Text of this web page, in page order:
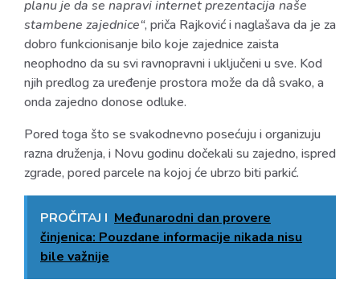
planu je da se napravi internet prezentacija naše
stambene zajednice“, priča Rajković i naglašava da je za
dobro funkcionisanje bilo koje zajednice zaista
neophodno da su svi ravnopravni i uključeni u sve. Kod
njih predlog za uređenje prostora može da dâ svako, a
onda zajedno donose odluke.
Pored toga što se svakodnevno posećuju i organizuju
razna druženja, i Novu godinu dočekali su zajedno, ispred
zgrade, pored parcele na kojoj će ubrzo biti parkić.
PROČITAJ I Međunarodni dan provere
činjenica: Pouzdane informacije nikada nisu
bile važnije